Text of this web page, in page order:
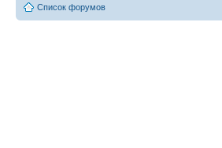
Список форумов